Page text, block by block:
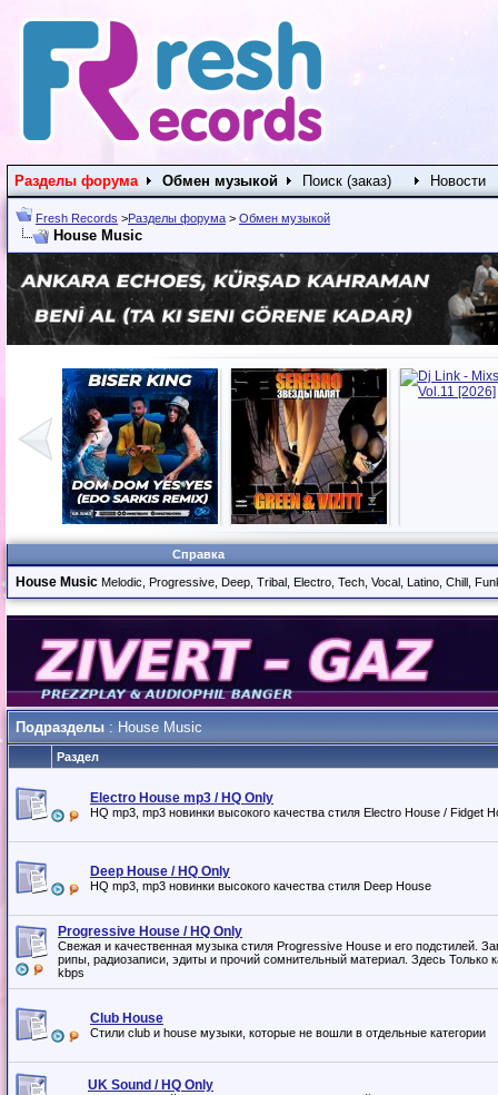
Разделы форума Обмен музыкой Поиск (заказ) Новости
Fresh Records >Разделы форума > Обмен музыкой
House Music
Справка
House Music Melodic, Progressive, Deep, Tribal, Electro, Tech, Vocal, Latino, Chill,
Подразделы : House Music
Раздел
Electro House mp3 / HQ Only
HQ mp3, mp3 новинки высокого качества стиля Electro House / Fidget
Deep House / HQ Only
HQ mp3, mp3 новинки высокого качества стиля Deep House
Progressive House / HQ Only
Свежая и качественная музыка стиля Progressive House и его подстилей.
рипы, радиозаписи, эдиты и прочий сомнительный материал. Здесь Только
kbps
Club House
Стили club и house музыки, которые не вошли в отдельные категории
UK Sound / HQ Only